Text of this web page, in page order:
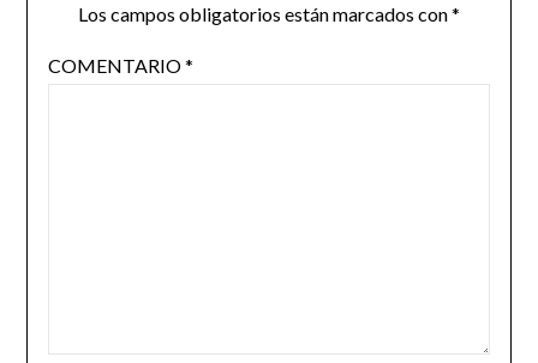
Los campos obligatorios están marcados con*
COMENTARIO*